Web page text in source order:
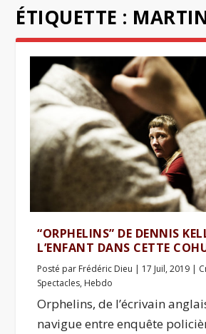
ÉTIQUETTE :
“ORPHELINS” DE DENNIS
L’ENFANT DANS CETTE
Posté par Frédéric Dieu | 17 Juil, 2019 |
Spectacles, Hebdo
Orphelins, de l’écrivain
navigue entre enquête